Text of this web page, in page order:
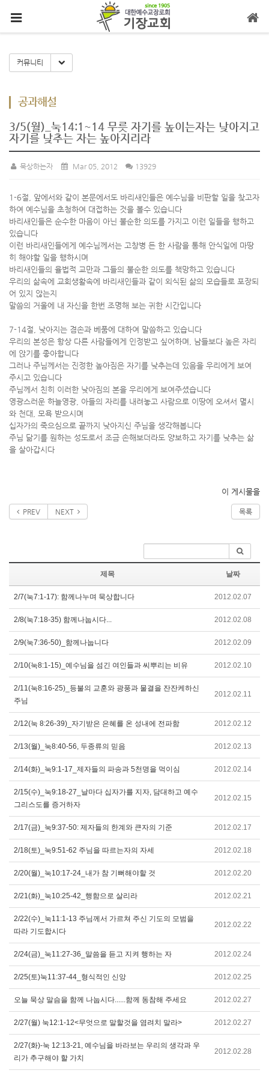
커뮤니티 Toggle Dropdown
공과해설
3/5(월)_눅14:1~14 무릇 자기를 높이는자는 낮아지고
자기를 낮추는 자는 높아지리라
묵상하는자 Mar 05, 2012 13929
1-6절, 앞에서와 같이 본문에서도 바리새인들은 예수님을 비판할 일을 찾고자
하여 예수님을 초청하여 대접하는 것을 볼수 있습니다
바리새인들은 순수한 마음이 아닌 불순한 의도를 가지고 이런 일들을 행하고
있습니다
이런 바리새인들에게 예수님께서는 고창병 든 한 사람을 통해 안식일에 마땅
히 해야할 일을 행하시며
바리새인들의 율법적 교만과 그들의 불순한 의도를 책망하고 있습니다
우리의 삶속에 교회생활속에 바리새인들과 같이 외식된 삶의 모습들로 포장되
어 있지 않는지
말씀의 거울에 내 자신을 한번 조명해 보는 귀한 시간입니다
7-14절, 낮아지는 겸손과 베품에 대하여 말씀하고 있습니다
우리의 본성은 항상 다른 사람들에게 인정받고 싶어하며, 남들보다 높은 자리
에 앉기를 좋아합니다
그러나 주님께서는 진정한 높아짐은 자기를 낮추는데 있음을 우리에게 보여
주시고 있습니다
주님께서 친히 이러한 낮아짐의 본을 우리에게 보여주셨습니다
영광스러운 하늘영광, 아들의 자리를 내려놓고 사람으로 이땅에 오셔서 멸시
와 천대, 모욕 받으시며
십자가의 죽으심으로 끝까지 낮아지신 주님을 생각해봅니다
주님 닮기를 원하는 성도로서 조금 손해보더라도 양보하고 자기를 낮추는 삶
을 살아갑시다
이 게시물을
PREV NEXT 목록
제목 날짜
2/7(눅7:1-17): 함께나누며 묵상합니다 2012.02.07
2/8(눅7:18-35) 함께나눕시다... 2012.02.08
2/9(눅7:36-50)_함께나눕니다 2012.02.09
2/10(눅8:1-15)_예수님을 섬긴 여인들과 씨뿌리는 비유 2012.02.10
2/11(눅8:16-25)_등불의 교훈와 광풍과 물결을 잔잔케하신
주님
2012.02.11
2/12(눅 8:26-39)_자기받은 은혜를 온 성내에 전파함 2012.02.12
2/13(월)_눅8:40-56, 두종류의 믿음 2012.02.13
2/14(화)_눅9:1-17_제자들의 파송과 5천명을 먹이심 2012.02.14
2/15(수)_눅9:18-27_날마다 십자가를 지자, 담대하고 예수
그리스도를 증거하자
2012.02.15
2/17(금)_눅9:37-50: 제자들의 한계와 큰자의 기준 2012.02.17
2/18(토)_눅9:51-62 주님을 따르는자의 자세 2012.02.18
2/20(월)_눅10:17-24_내가 참 기뻐해야할 것 2012.02.20
2/21(화)_눅10:25-42_행함으로 살리라 2012.02.21
2/22(수)_눅11:1-13 주님께서 가르쳐 주신 기도의 모범을
따라 기도합시다
2012.02.22
2/24(금)_눅11:27-36_말씀을 듣고 지켜 행하는 자 2012.02.24
2/25(토)눅11:37-44_형식적인 신앙 2012.02.25
오늘 묵상 말슴을 함께 나눕시다......함께 동참해 주세요 2012.02.27
2/27(월) 눅12:1-12<무엇으로 말할것을 염려치 말라> 2012.02.27
2/27(화)-눅 12:13-21, 예수님을 바라보는 우리의 생각과 우
리가 추구해야 할 가치
2012.02.28